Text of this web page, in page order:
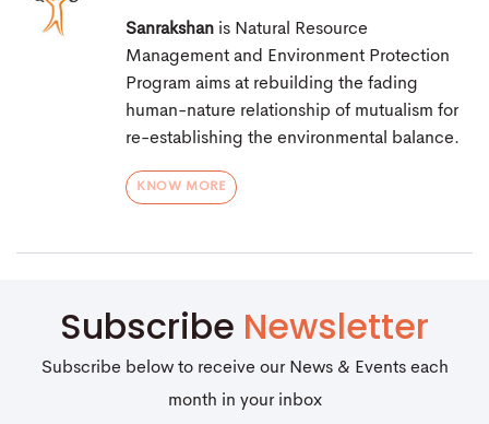
Sanrakshan is Natural Resource
Management and Environment Protection
Program aims at rebuilding the fading
human-nature relationship of mutualism for
re-establishing the environmental balance.
KNOW MORE
Subscribe Newsletter
Subscribe below to receive our News & Events each
month in your inbox